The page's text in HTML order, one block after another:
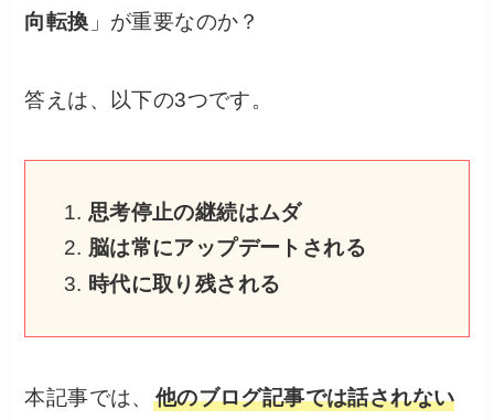
向転換 」が重要なのか？
答えは、以下の3つです。
思考停止の継続はムダ
脳は常にアップデートされる
時代に取り残される
本記事では、 他のブログ記事では話されない